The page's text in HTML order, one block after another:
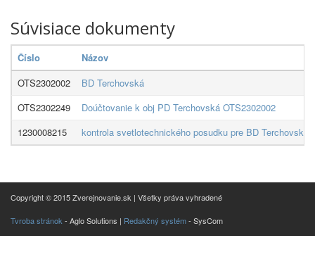
Súvisiace dokumenty
Číslo
Názov
OTS2302002
BD Terchovská
OTS2302249
Doúčtovanie k obj PD Terchovská OTS2302002
1230008215
kontrola svetlotechnického posudku pre BD Terchovská
Copyright © 2015 Zverejnovanie.sk | Všetky práva vyhradené
Tvroba stránok - Aglo Solutions | Redakčný systém- SysCom